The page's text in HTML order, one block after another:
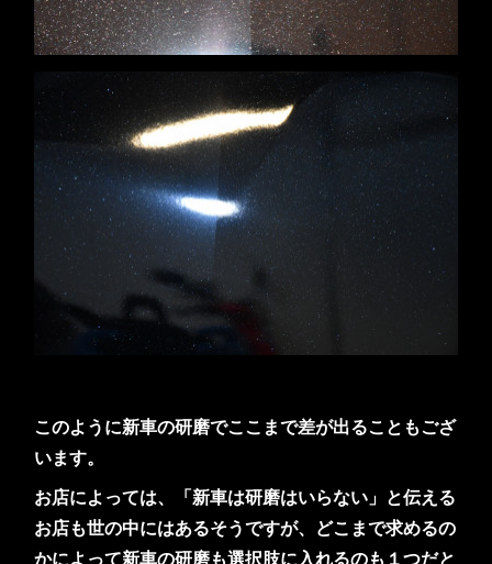
このように新車の研磨でここまで差が出ることもござ
います。
お店によっては、「新車は研磨はいらない」と伝える
お店も世の中にはあるそうですが、どこまで求めるの
かによって新車の研磨も選択肢に入れるのも１つだと